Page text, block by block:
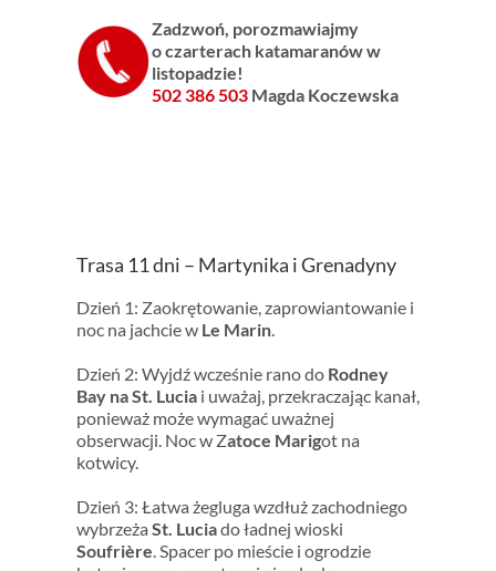
Zadzwoń, porozmawiajmy
o czarterach katamaranów w
listopadzie!
502 386 503 Magda Koczewska
Trasa 11 dni – Martynika i Grenadyny
Dzień 1: Zaokrętowanie, zaprowiantowanie i
noc na jachcie w Le Marin.
Dzień 2: Wyjdź wcześnie rano do Rodney
Bay na St. Luciai uważaj, przekraczając kanał,
ponieważ może wymagać uważnej
obserwacji. Noc w Zatoce Marigot na
kotwicy.
Dzień 3: Łatwa żegluga wzdłuż zachodniego
wybrzeża St. Luciado ładnej wioski
Soufrière. Spacer po mieście i ogrodzie